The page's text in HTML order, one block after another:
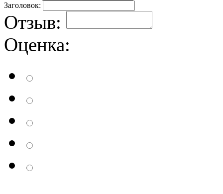
Заголовок:
Отзыв:
Оценка: